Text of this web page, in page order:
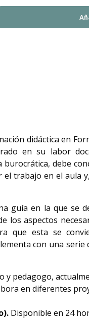
didáctica en
en su labor
debe
trabajo en el aula
guía en la que se
los aspectos
que esta se
con una
y pedagogo,
en diferentes
Disponible en 24